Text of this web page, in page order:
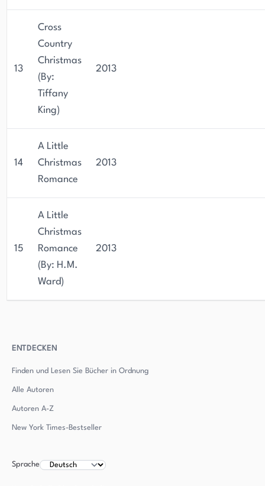
13
Cross
Country
Christmas
(By:
Tiffany
King)
2013
14
A Little
Christmas
Romance
2013
15
A Little
Christmas
Romance
(By: H.M.
Ward)
2013
ENTDECKEN
Finden und Lesen Sie Bücher in Ordnung
Alle Autoren
Autoren A-Z
New York Times-Bestseller
Sprache